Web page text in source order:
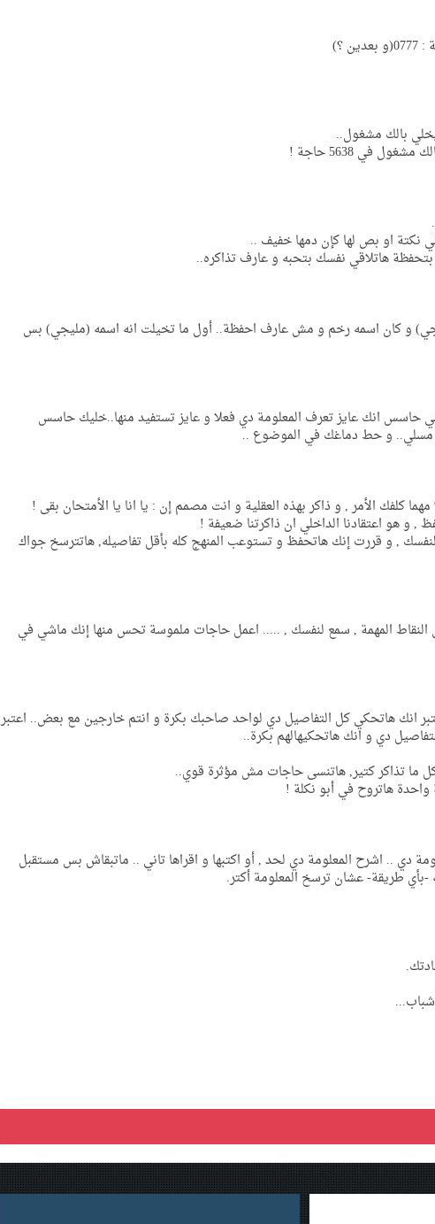
؟)
بالك مشغول..
في 5638 حاجة !
نكتة او بص لها كإن دمها خفيف ..
هاتلاقي نفسك بتحبه و عارف تذاكره..
و كان اسمه رخم و مش عارف احفظة.. أول ما تخيلت انه اسمه (مليجي) بس
حاسس انك عايز تعرف المعلومة دي فعلا و عايز تستفيد منها..خليك حاسس
مسلي.. و حط دماغك في الموضوع ..
هو اعتقادنا الداخلي ان ذاكرتنا ضعيفة !
, و قررت إنك هاتحفظ و تستوعب المنهج كله بأقل تفاصيله, هاتترسخ جواك
المهمة , سمع لنفسك , ..... اعمل حاجات ملموسة تحس منها إنك ماشي في
انك هاتحكي كل التفاصيل دي لواحد صاحبك بكرة و انتم خارجين مع بعض.. اعتبر
دي و انك هاتحكيهالهم بكرة..
تذاكر كتير, هاتنسى حاجات مش مؤثرة قوي..
هاتروح في أبو نكلة !
دي .. اشرح المعلومة دي لحد , أو اكتبها و اقراها تاني .. ماتبقاش بس مستقبل
طريقة- عشان ترسخ المعلومة أكتر.
شباب...